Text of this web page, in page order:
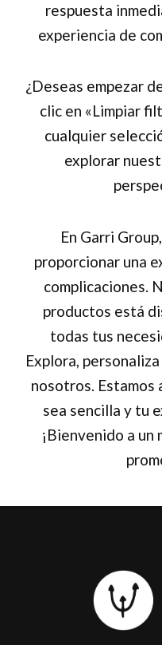
respuesta
experiencia de
¿Deseas empezar
clic en «Limpiar
cualquier
explorar
En Garri
proporcionar una
complicaciones.
productos está
todas tus
Explora,
nosotros. Estamos
sea sencilla y tu
¡Bienvenido a un